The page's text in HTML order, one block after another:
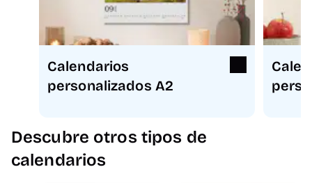
Calendarios
personalizados A2
Descubre otros tipos de
calendarios